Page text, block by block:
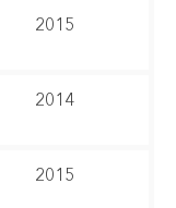
2015
2014
2015